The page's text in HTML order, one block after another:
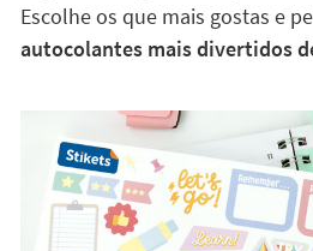
Escolhe os que mais gostas e
autocolantes mais divertidos